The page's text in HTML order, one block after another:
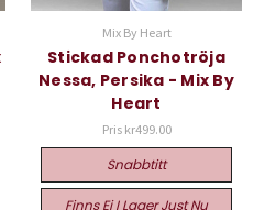
Mix By Heart
Stickad Ponchotröja
Nessa, Persika - Mix By
Heart
Pris kr499.00
Snabbtitt
Finns Ej I Lager Just Nu